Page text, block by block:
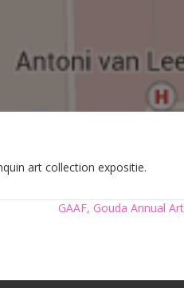
art collection expositie.
GAAF, Gouda Annual